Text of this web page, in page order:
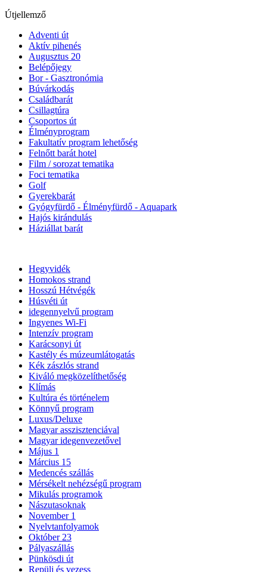
Útjellemző
Adventi út
Aktív pihenés
Augusztus 20
Belépőjegy
Bor - Gasztronómia
Búvárkodás
Családbarát
Csillagtúra
Csoportos út
Élményprogram
Fakultatív program lehetőség
Felnőtt barát hotel
Film / sorozat tematika
Foci tematika
Golf
Gyerekbarát
Gyógyfürdő - Élményfürdő - Aquapark
Hajós kirándulás
Háziállat barát
Hegyvidék
Homokos strand
Hosszú Hétvégék
Húsvéti út
idegennyelvű program
Ingyenes Wi-Fi
Intenzív program
Karácsonyi út
Kastély és múzeumlátogatás
Kék zászlós strand
Kiváló megközelíthetőség
Klímás
Kultúra és történelem
Könnyű program
Luxus/Deluxe
Magyar asszisztenciával
Magyar idegenvezetővel
Május 1
Március 15
Medencés szállás
Mérsékelt nehézségű program
Mikulás programok
Nászutasoknak
November 1
Nyelvtanfolyamok
Október 23
Pályaszállás
Pünkösdi út
Repülj és vezess